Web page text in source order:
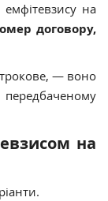
на
договору,
— воно
на